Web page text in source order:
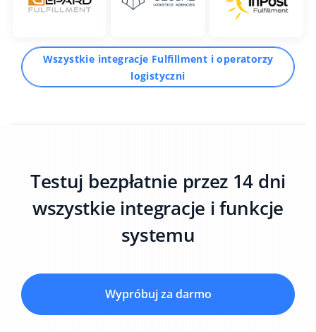
Wszystkie integracje Fulfillment i operatorzy
logistyczni
Testuj bezpłatnie przez 14 dni
wszystkie integracje i funkcje
systemu
Wypróbuj za darmo